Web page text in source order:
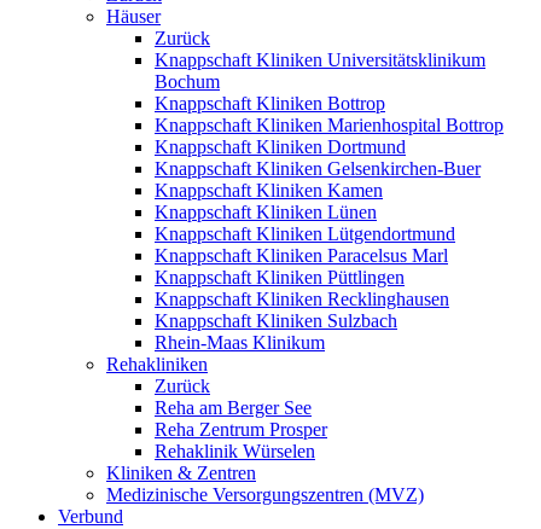
Häuser
Zurück
Knappschaft Kliniken Universitätsklinikum
Bochum
Knappschaft Kliniken Bottrop
Knappschaft Kliniken Marienhospital Bottrop
Knappschaft Kliniken Dortmund
Knappschaft Kliniken Gelsenkirchen-Buer
Knappschaft Kliniken Kamen
Knappschaft Kliniken Lünen
Knappschaft Kliniken Lütgendortmund
Knappschaft Kliniken Paracelsus Marl
Knappschaft Kliniken Püttlingen
Knappschaft Kliniken Recklinghausen
Knappschaft Kliniken Sulzbach
Rhein-Maas Klinikum
Rehakliniken
Zurück
Reha am Berger See
Reha Zentrum Prosper
Rehaklinik Würselen
Kliniken & Zentren
Medizinische Versorgungszentren (MVZ)
Verbund